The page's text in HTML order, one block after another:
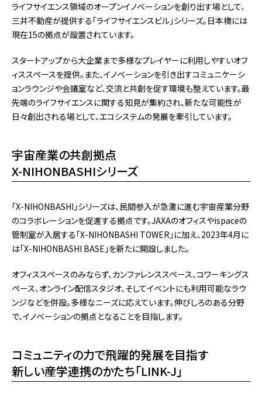
ライフサイエンス領域のオープンイノベーションを創り出す場として、
三井不動産が提供する「ライフサイエンスビル」シリーズ。日本橋には
現在15の拠点が設置されています。
スタートアップから大企業まで多様なプレイヤーに利用しやすいオフ
ィススペースを提供。また、イノベーションを引き出すコミュニケーシ
ョンラウンジや会議室など、交流と共創を促す環境も整えています。最
先端のライフサイエンスに関する知見が集約され、新たな可能性が
日々創出される場として、エコシステムの発展を牽引しています。
宇宙産業の共創拠点
X-NIHONBASHIシリーズ
「X-NIHONBASHI」シリーズは、民間参入が急激に進む宇宙産業分野
のコラボレーションを促進する拠点です。JAXAのオフィスやispaceの
管制室が入居する「X-NIHONBASHI TOWER」に加え、2023年4月に
は「X-NIHONBASHI BASE」を新たに開設しました。
オフィススペースのみならず、カンファレンススペース、コワーキングス
ペース、オンライン配信スタジオ、そしてイベントにも利用可能なラウ
ンジなどを併設。多様なニーズに応えています。伸びしろのある分野
で、イノベーションの拠点となることを目指します。
コミュニティの力で飛躍的発展を目指す
新しい産学連携のかたち「LINK-J」